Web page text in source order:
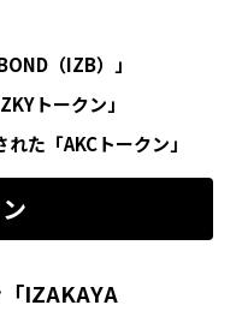
（IZB）」
トークン」
た「AKCトークン」
IZAKAYA